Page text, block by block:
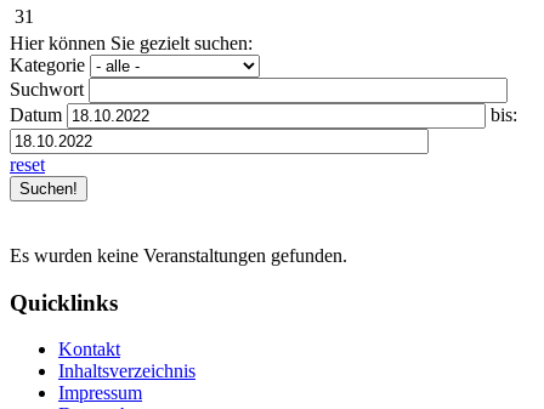
31
Hier können Sie gezielt suchen:
Kategorie
Suchwort
Datum
bis:
reset
Es wurden keine Veranstaltungen gefunden.
Quicklinks
Kontakt
Inhaltsverzeichnis
Impressum